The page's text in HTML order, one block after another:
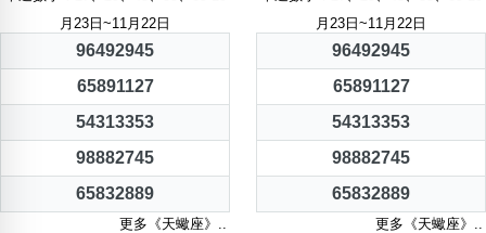
月23日~11月22日
96492945
65891127
54313353
98882745
65832889
更多《天蠍座》..
月23日~11月22日
96492945
65891127
54313353
98882745
65832889
更多《天蠍座》..